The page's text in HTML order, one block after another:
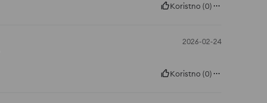
Koristno(0)
2026-02-24
Koristno(0)